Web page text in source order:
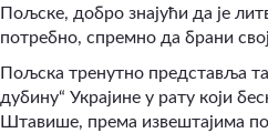
Пољске, добро знајући да је
потребно, спремно да брани
Пољска тренутно представља
дубину“ Украјине у рату који
Штавише, према извештајима